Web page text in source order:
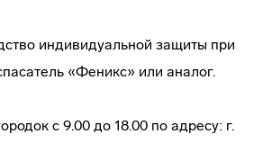
индивидуальной защиты при
«Феникс» или аналог.
с 9.00 до 18.00 по адресу: г.